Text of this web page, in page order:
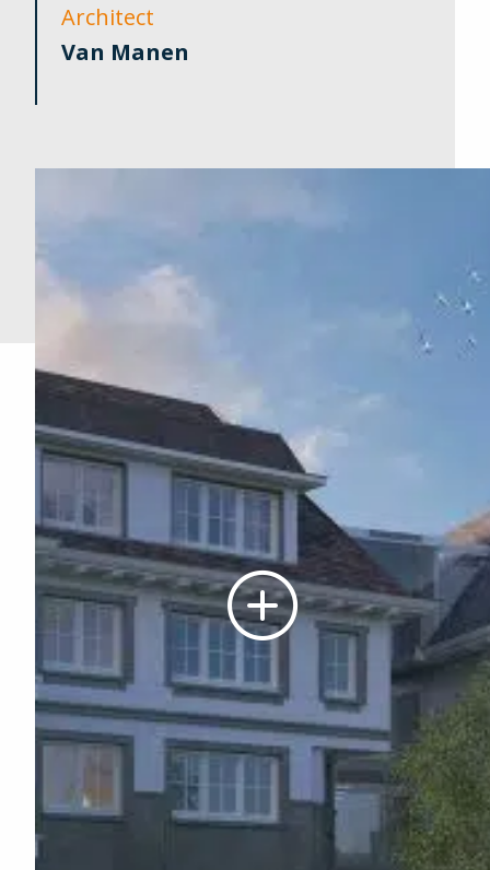
Architect
Van Manen